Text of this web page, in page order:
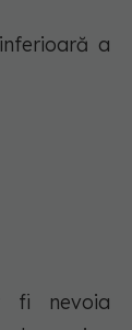
a
fi nevoia